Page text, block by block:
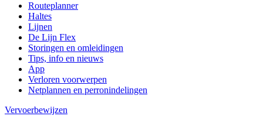
Routeplanner
Haltes
Lijnen
De Lijn Flex
Storingen en omleidingen
Tips, info en nieuws
App
Verloren voorwerpen
Netplannen en perronindelingen
Vervoerbewijzen